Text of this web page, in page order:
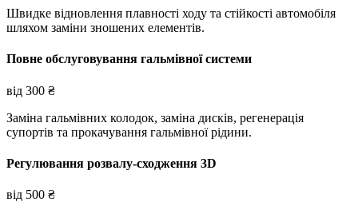
Швидке відновлення плавності ходу та стійкості автомобіля
шляхом заміни зношених елементів.
Повне обслуговування гальмівної системи
від 300 ₴
Заміна гальмівних колодок, заміна дисків, регенерація
супортів та прокачування гальмівної рідини.
Регулювання розвалу-сходження 3D
від 500 ₴